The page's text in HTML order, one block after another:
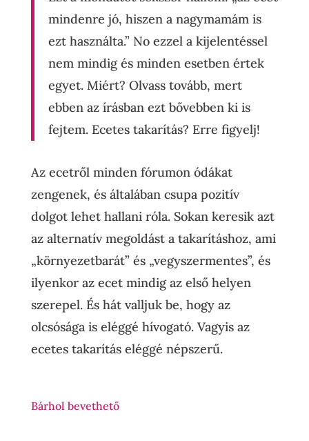
mindenre jó, hiszen a nagymamám is
ezt használta.” No ezzel a kijelentéssel
nem mindig és minden esetben értek
egyet. Miért? Olvass tovább, mert
ebben az írásban ezt bővebben ki is
fejtem. Ecetes takarítás? Erre figyelj!
Az ecetről minden fórumon ódákat
zengenek, és általában csupa pozitív
dolgot lehet hallani róla. Sokan keresik azt
az alternatív megoldást a takarításhoz, ami
„környezetbarát” és „vegyszermentes”, és
ilyenkor az ecet mindig az első helyen
szerepel. És hát valljuk be, hogy az
olcsósága is eléggé hívogató. Vagyis az
ecetes takarítás eléggé népszerű.
Bárhol bevethető